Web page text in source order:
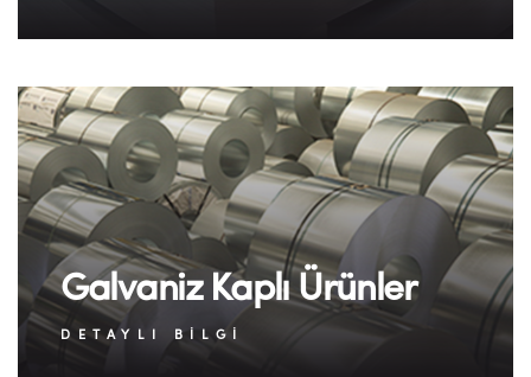
Galvaniz Kaplı Ürünler
DETAYLI BILGI